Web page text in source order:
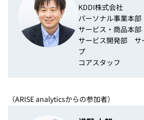
KDDI株式会社
パーソナル事業本部
サービス・商品本部
サービス開発部 サ
プ
コアスタッフ
（ARISE analyticsからの参加者）